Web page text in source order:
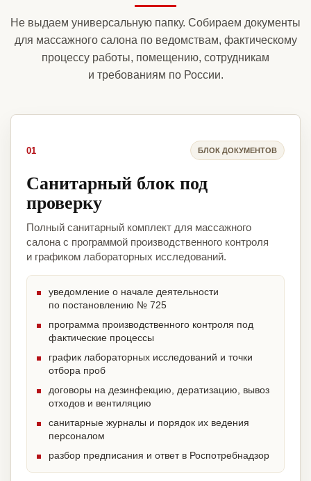
Не выдаем универсальную папку. Собираем документы
для массажного салона по ведомствам, фактическому
процессу работы, помещению, сотрудникам
и требованиям по России.
01 БЛОК ДОКУМЕНТОВ
Санитарный блок под
проверку
Полный санитарный комплект для массажного
салона с программой производственного контроля
и графиком лабораторных исследований.
уведомление о начале деятельности
по постановлению № 725
программа производственного контроля под
фактические процессы
график лабораторных исследований и точки
отбора проб
договоры на дезинфекцию, дератизацию, вывоз
отходов и вентиляцию
санитарные журналы и порядок их ведения
персоналом
разбор предписания и ответ в Роспотребнадзор